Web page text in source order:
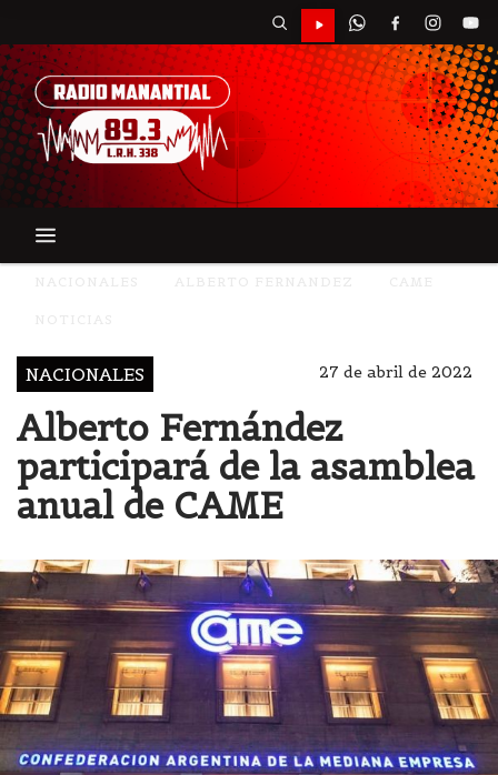
NACIONALES 27 de abril de 2022
Alberto Fernández
participará de la asamblea
anual de CAME